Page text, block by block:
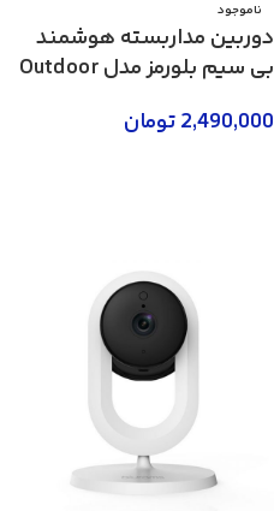
ناموجود
دوربین مداربسته هوشمند
بی سیم بلورمز مدل Outdoor
2,490,000تومان